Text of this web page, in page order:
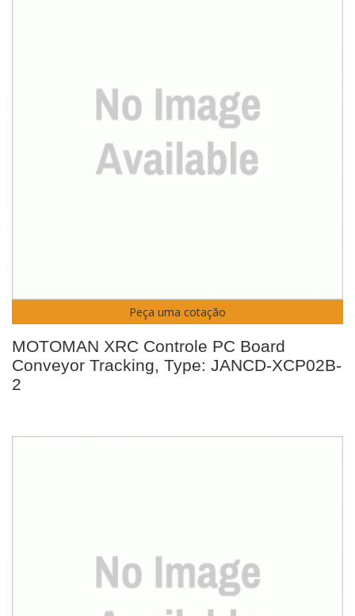
Peça uma cotação
MOTOMAN XRC Controle PC Board
Conveyor Tracking, Type: JANCD-XCP02B-
2